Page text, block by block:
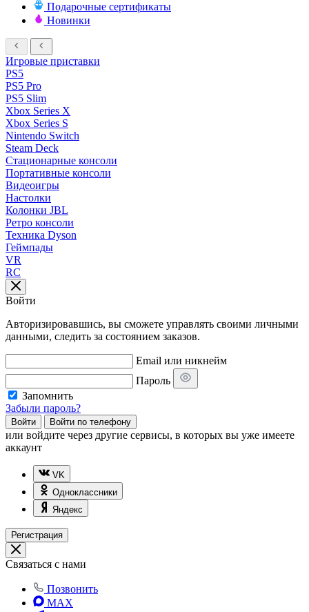
Подарочные сертификаты
Новинки
Игровые приставки
PS5
PS5 Pro
PS5 Slim
Xbox Series X
Xbox Series S
Nintendo Switch
Steam Deck
Стационарные консоли
Портативные консоли
Видеоигры
Настолки
Колонки JBL
Ретро консоли
Техника Dyson
Геймпады
VR
RC
Войти
Авторизировавшись, вы сможете управлять своими личными
данными, следить за состоянием заказов.
Email или никнейм
Пароль
Запомнить
Забыли пароль?
Войти Войти по телефону
или войдите через другие сервисы, в которых вы уже имеете
аккаунт
VK
Одноклассники
Яндекс
Регистрация
Связаться с нами
Позвонить
MAX